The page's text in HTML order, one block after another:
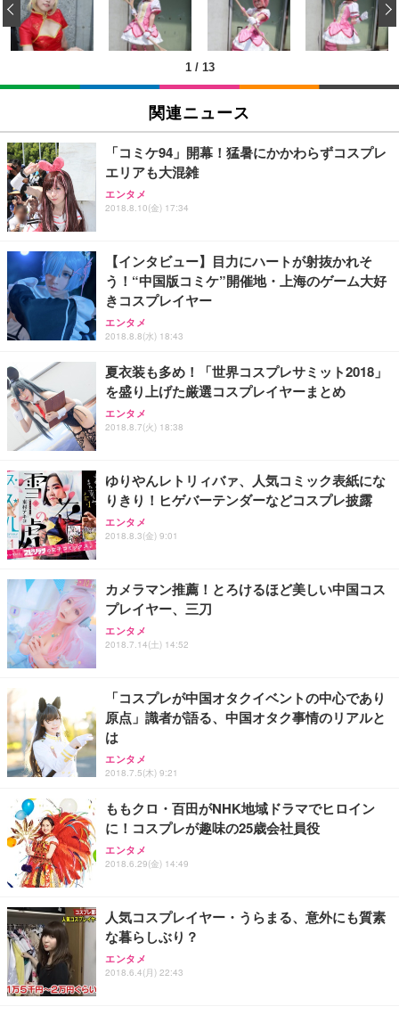
キング pc 事務椅子 360度回転 座面昇降 強化ナイロ
ン樹脂ベース 通気性メッシュ 在宅ワーク H-WY01
(黒網+黒枠+黒足)
￥5,699
SIHOO B100 オフィスチェア／デスクチェア メッシ
ュチェア 人間工学 疲れない ブラック
￥27,999
Sezlife オフィスチェア デスクチェア 疲れない テレ
ワーク チェア 強化バックレスト 30度ロッキング機
能 人間工学 椅子 腰サポート 90度跳ね上げ式アーム
務用 おしゃれ パソコンチェア (ブラック)
Sezlife オフィスチェア デスクチェア 疲れない テレ
ワーク チェア 強化バックレスト 30度ロッキング機
能 人間工学 椅子 腰サポート 90度跳ね上げ式アーム
レスト 3Dヘッドレスト ハンガー付き 高反発クッシ
務用 おしゃれ パソコンチェア (ホワイト)
￥7,680
ANDWINT オフィスチェア デスクチェア 肘なし メ
ッシュ 通気性 ランバーサポート付き 腰サポート ガ
ス圧無段階昇降 360度回転 キャスター付き コンパク
￥105,595
EIZO ビジネス向けプレミアムモニター | FlexScan
￥109,572
【純正品】27"ゲーミングモニター DualSense 充電
フック付き（CFI-ZDM1J）
【整備済み品】Dell E2724HS 27インチ 液晶モニタ
ー フルHD（1920×1080）VA 非光沢 HDMI/DisplayP
ort/VGA スピーカー内蔵 高さ調整 スイベル VESA対
応 ComfortView ビジネス向け
￥15,800
【MiniLED/24.5inch/280Hz/FHD】GRAPHT THE S
HOOTER Gaming Monitor 24” Essential ゲーミン
グモニター QD 24.5インチ 1ms FHD 量子ドット 残
￥3,373
Amazonベーシック ペットシーツ 厚型 ワイド 42枚
x2袋(84枚) ホワイト(吸収面:ライトブルー)
￥3,234
ネオ・ルーライフ ネオ・オムツ L 中型犬用 26枚入
り 単品
Smart Basic(スマートベーシック) 【Amazon.co.jp
限定】 Smart Basic アイリスオーヤマ ペットシーツ
超厚型 お徳用 ワイド 100枚入 (x 1) (ケース販売)
￥3,670
アイリスオーヤマ ペットシーツ 超厚型 お徳用 レギ
ュラー 200枚入【Amazon.co.jp限定】
1/ 13
‹
関連ニュース
「コミケ94」開幕！猛暑にかかわらずコスプレ
エリアも大混雑
エンタメ
2018.8.10(金) 17:34
【インタビュー】目力にハートが射抜かれそ
う！“中国版コミケ”開催地・上海のゲーム大好
きコスプレイヤー
エンタメ
2018.8.8(水) 18:43
夏衣装も多め！「世界コスプレサミット2018」
を盛り上げた厳選コスプレイヤーまとめ
エンタメ
2018.8.7(火) 18:38
ゆりやんレトリィバァ、人気コミック表紙にな
りきり！ヒゲバーテンダーなどコスプレ披露
エンタメ
2018.8.3(金) 9:01
カメラマン推薦！とろけるほど美しい中国コス
プレイヤー、三刀
エンタメ
2018.7.14(土) 14:52
「コスプレが中国オタクイベントの中心であり
原点」識者が語る、中国オタク事情のリアルと
は
エンタメ
2018.7.5(木) 9:21
ももクロ・百田がNHK地域ドラマでヒロイン
に！コスプレが趣味の25歳会社員役
エンタメ
2018.6.29(金) 14:49
人気コスプレイヤー・うらまる、意外にも質素
な暮らしぶり？
エンタメ
2018.6.4(月) 22:43